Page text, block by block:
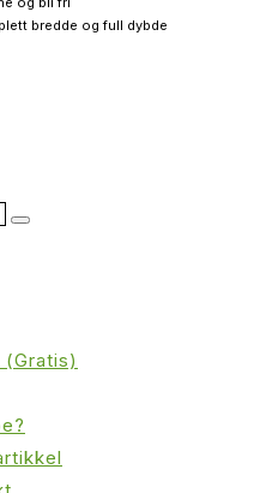
bredde og full dybde